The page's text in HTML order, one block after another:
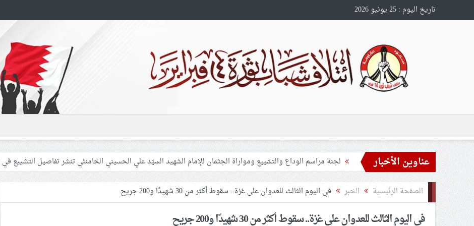
تاريخ اليوم : 25 يونيو 2026
عناوين الأخبار
تحذيرات من استغلال الأوضاع في غزّة لإشعال صراعات داخليّة تخدم الاحتلال
ملفّ إنسانيّ مؤلم.. الأسيرات الفلسطينيّات بين القمع والإهمال الطبي
55 مأتمًا وحسينيّة يعترضون على الإجراءات القمعيّة للنظام في موسم عاشوراء
النظام الخليفيّ يدسّ عيونه بين المشاركين في مواكب العزاء ويعتقل العشرات من الشبّان
الصفحة الرئيسية الخبر في اليوم الثالث للعدوان على غزة.. سقوط أكثر من 30 شهيدًا و200 جريح
في اليوم الثالث للعدوان على غزة.. سقوط أكثر من 30 شهيدًا و200 جريح